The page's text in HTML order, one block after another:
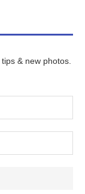
& new photos.